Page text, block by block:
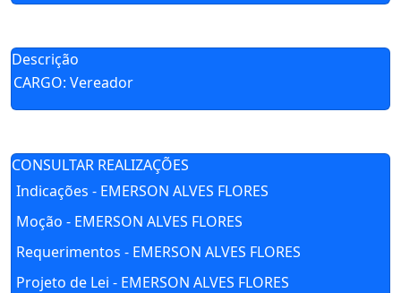
Descrição
CARGO: Vereador
CONSULTAR REALIZAÇÕES
Indicações - EMERSON ALVES FLORES
Moção - EMERSON ALVES FLORES
Requerimentos - EMERSON ALVES FLORES
Projeto de Lei - EMERSON ALVES FLORES